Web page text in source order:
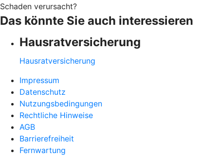
Schaden verursacht?
Das könnte Sie auch interessieren
Hausratversicherung
Hausratversicherung
Impressum
Datenschutz
Nutzungsbedingungen
Rechtliche Hinweise
AGB
Barrierefreiheit
Fernwartung